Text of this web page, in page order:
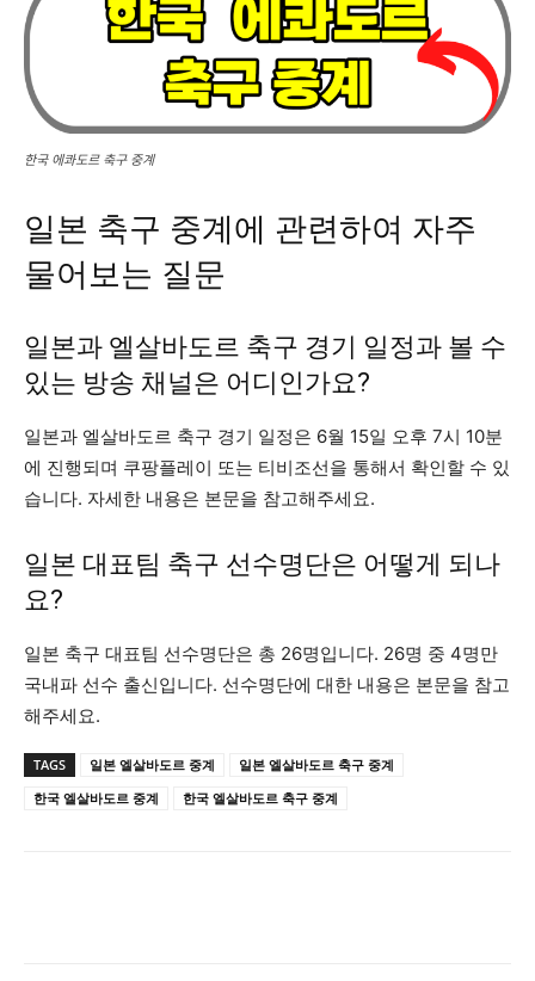
한국 에콰도르 축구 중계
일본 축구 중계에 관련하여 자주
물어보는 질문
일본과 엘살바도르 축구 경기 일정과 볼 수
있는 방송 채널은 어디인가요?
일본과 엘살바도르 축구 경기 일정은 6월 15일 오후 7시 10분
에 진행되며 쿠팡플레이 또는 티비조선을 통해서 확인할 수 있
습니다. 자세한 내용은 본문을 참고해주세요.
일본 대표팀 축구 선수명단은 어떻게 되나
요?
일본 축구 대표팀 선수명단은 총 26명입니다. 26명 중 4명만
국내파 선수 출신입니다. 선수명단에 대한 내용은 본문을 참고
해주세요.
TAGS 일본 엘살바도르 중계
일본 엘살바도르 축구 중계
한국 엘살바도르 중계
한국 엘살바도르 축구 중계